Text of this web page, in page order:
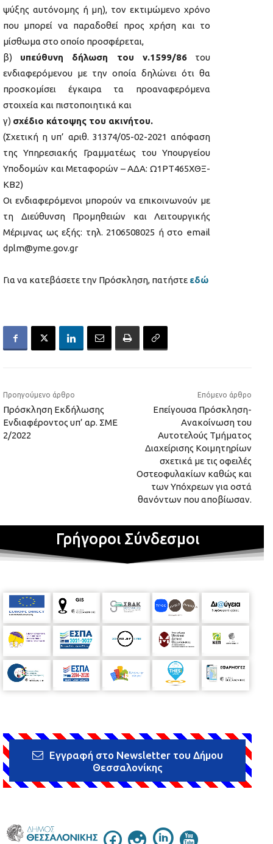
ψύξης αυτόνομης ή μη), τον εκτιμώμενο χρόνο
που μπορεί να παραδοθεί προς χρήση και το
μίσθωμα στο οποίο προσφέρεται,
β) υπεύθυνη δήλωση του ν.1599/86του
ενδιαφερόμενου με την οποία δηλώνει ότι θα
προσκομίσει έγκαιρα τα προαναφερόμενα
στοιχεία και πιστοποιητικά και
γ) σχέδιο κάτοψης του ακινήτου.
(Σχετική η υπ’ αριθ. 31374/05-02-2021 απόφαση
της Υπηρεσιακής Γραμματέως του Υπουργείου
Υποδομών και Μεταφορών – ΑΔΑ: Ω1ΡΤ465ΧΘΞ-
ΚΒ2)
Οι ενδιαφερόμενοι μπορούν να επικοινωνούν με
τη Διεύθυνση Προμηθειών και Λειτουργικής
Μέριμνας ως εξής: τηλ. 2106508025 ή στο email
dplm@yme.gov.gr
Για να κατεβάσετε την Πρόσκληση, πατήστε εδώ
Προηγούμενο άρθρο
Πρόσκληση Εκδήλωσης
Ενδιαφέροντος υπ’ αρ. ΣΜΕ
2/2022
Επόμενο άρθρο
Επείγουσα Πρόσκληση-
Ανακοίνωση του
Αυτοτελούς Τμήματος
Διαχείρισης Κοιμητηρίων
σχετικά με τις οφειλές
Οστεοφυλακίων καθώς και
των Υπόχρεων για οστά
θανόντων που αποβίωσαν.
Γρήγοροι Σύνδεσμοι
Εγγραφή στο Newsletter του Δήμου
Θεσσαλονίκης